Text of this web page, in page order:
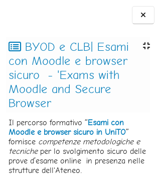
Blocchi
BYOD e CLB| Esami
con Moodle e browser
sicuro - 'Exams with
Moodle and Secure
Browser
Il percorso formativo “Esami con
Moodle e browser sicuro in UniTO”
fornisce competenze metodologiche e
tecnicheper lo svolgimento sicuro delle
prove d’esame online in presenza nelle
strutture dell'Ateneo.